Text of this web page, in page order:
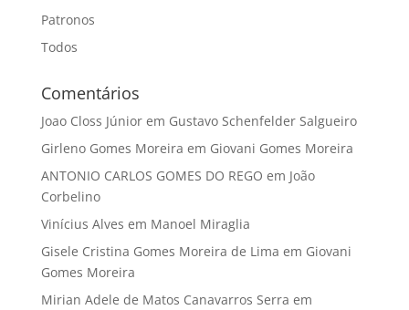
Patronos
Todos
Comentários
Joao Closs Júniorem Gustavo Schenfelder Salgueiro
Girleno Gomes Moreira em Giovani Gomes Moreira
ANTONIO CARLOS GOMES DO REGO em João
Corbelino
Vinícius Alves em Manoel Miraglia
Gisele Cristina Gomes Moreira de Lima em Giovani
Gomes Moreira
Mirian Adele de Matos Canavarros Serra em